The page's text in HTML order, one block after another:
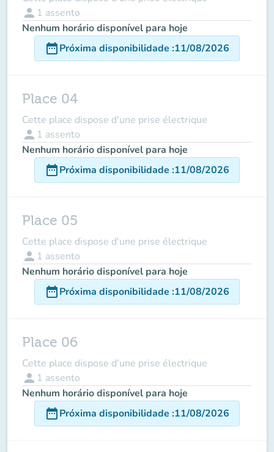
person 1 assento
Nenhum horário disponível para hoje
date_rangePróxima disponibilidade :11/08/2026
Place 04
Cette place dispose d'une prise électrique
person 1 assento
Nenhum horário disponível para hoje
date_rangePróxima disponibilidade :11/08/2026
Place 05
Cette place dispose d'une prise électrique
person 1 assento
Nenhum horário disponível para hoje
date_rangePróxima disponibilidade :11/08/2026
Place 06
Cette place dispose d'une prise électrique
person 1 assento
Nenhum horário disponível para hoje
date_rangePróxima disponibilidade :11/08/2026